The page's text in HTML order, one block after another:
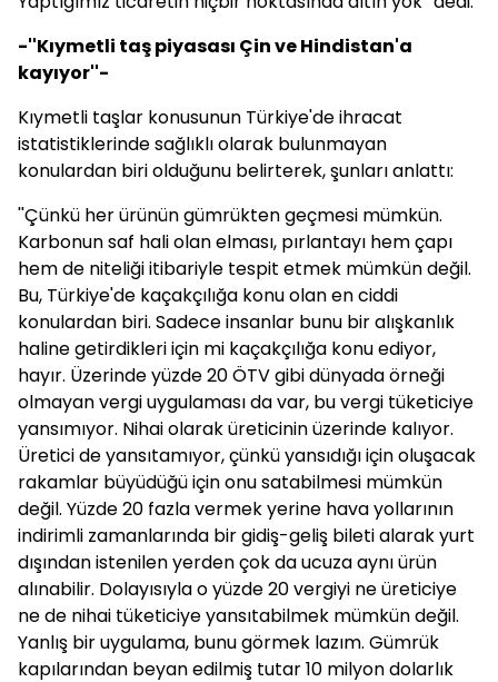
-''Kıymetli taş piyasası Çin ve Hindistan'a
kayıyor''-
Kıymetli taşlar konusunun Türkiye'de ihracat
istatistiklerinde sağlıklı olarak bulunmayan
konulardan biri olduğunu belirterek, şunları anlattı:
''Çünkü her ürünün gümrükten geçmesi mümkün.
Karbonun saf hali olan elması, pırlantayı hem çapı
hem de niteliği itibariyle tespit etmek mümkün değil.
Bu, Türkiye'de kaçakçılığa konu olan en ciddi
konulardan biri. Sadece insanlar bunu bir alışkanlık
haline getirdikleri için mi kaçakçılığa konu ediyor,
hayır. Üzerinde yüzde 20 ÖTV gibi dünyada örneği
olmayan vergi uygulaması da var, bu vergi tüketiciye
yansımıyor. Nihai olarak üreticinin üzerinde kalıyor.
Üretici de yansıtamıyor, çünkü yansıdığı için oluşacak
rakamlar büyüdüğü için onu satabilmesi mümkün
değil. Yüzde 20 fazla vermek yerine hava yollarının
indirimli zamanlarında bir gidiş-geliş bileti alarak yurt
dışından istenilen yerden çok da ucuza aynı ürün
alınabilir. Dolayısıyla o yüzde 20 vergiyi ne üreticiye
ne de nihai tüketiciye yansıtabilmek mümkün değil.
Yanlış bir uygulama, bunu görmek lazım. Gümrük
kapılarından beyan edilmiş tutar 10 milyon dolarlık